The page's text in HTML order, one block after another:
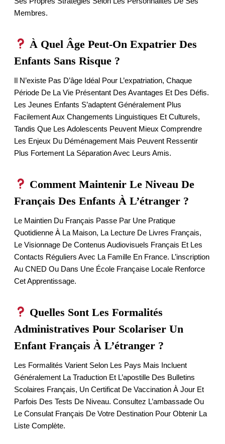
Membres.
À Quel Âge Peut-On Expatrier Des
Enfants Sans Risque ?
Il N’existe Pas D’âge Idéal Pour L’expatriation, Chaque
Période De La Vie Présentant Des Avantages Et Des Défis.
Les Jeunes Enfants S’adaptent Généralement Plus
Facilement Aux Changements Linguistiques Et Culturels,
Tandis Que Les Adolescents Peuvent Mieux Comprendre
Les Enjeux Du Déménagement Mais Peuvent Ressentir
Plus Fortement La Séparation Avec Leurs Amis.
Comment Maintenir Le Niveau De
Français Des Enfants À L’étranger ?
Le Maintien Du Français Passe Par Une Pratique
Quotidienne À La Maison, La Lecture De Livres Français,
Le Visionnage De Contenus Audiovisuels Français Et Les
Contacts Réguliers Avec La Famille En France. L’inscription
Au CNED Ou Dans Une École Française Locale Renforce
Cet Apprentissage.
Quelles Sont Les Formalités
Administratives Pour Scolariser Un
Enfant Français À L’étranger ?
Les Formalités Varient Selon Les Pays Mais Incluent
Généralement La Traduction Et L’apostille Des Bulletins
Scolaires Français, Un Certificat De Vaccination À Jour Et
Parfois Des Tests De Niveau. Consultez L’ambassade Ou
Le Consulat Français De Votre Destination Pour Obtenir La
Liste Complète.